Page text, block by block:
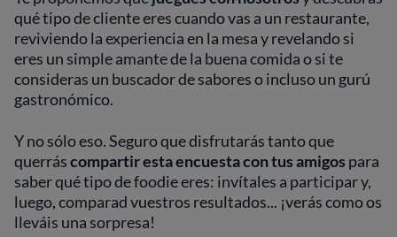
qué tipo de cliente eres cuando vas a un restaurante,
reviviendo la experiencia en la mesa y revelando si
eres un simple amante de la buena comida o si te
consideras un buscador de sabores o incluso un gurú
gastronómico.
Y no sólo eso. Seguro que disfrutarás tanto que
querráscompartir esta encuesta con tus amigos para
saber qué tipo de foodie eres: invítales a participar y,
luego, comparad vuestros resultados... ¡verás como os
lleváis una sorpresa!